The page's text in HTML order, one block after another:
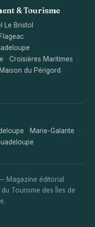
& Tourisme
Le Bristol
Croisières Maritimes
Maison du Périgord
Marie-Galante
Magazine éditorial
Tourisme des Îles de